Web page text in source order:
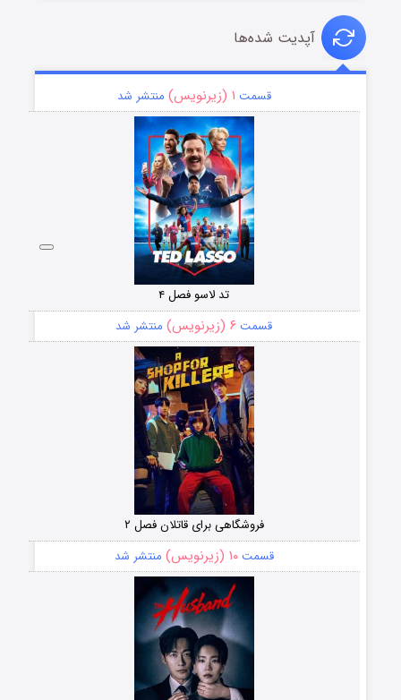
آپدیت شده‌ها
قسمت ۱ (زیرنویس) منتشر شد
تد لاسو فصل ۴
قسمت ۶ (زیرنویس) منتشر شد
فروشگاهی برای قاتلان فصل ۲
قسمت۱۰ (زیرنویس) منتشر شد